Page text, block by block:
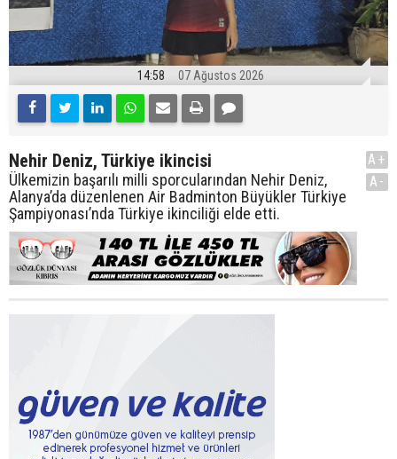
14:58 07 Ağustos 2026
Nehir Deniz, Türkiye ikincisi
Ülkemizin başarılı milli sporcularından Nehir Deniz,
Alanya’da düzenlenen Air Badminton Büyükler Türkiye
Şampiyonası’nda Türkiye ikinciliği elde etti.
A+
A-